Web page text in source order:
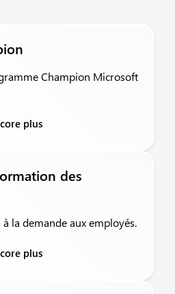
Champion Microsoft
plus
des
la demande aux employés.
plus